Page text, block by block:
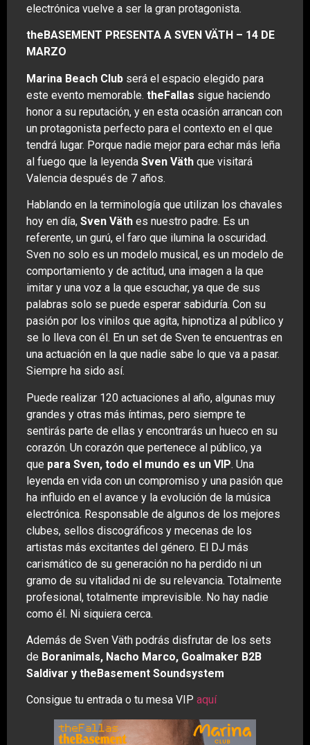
electrónica vuelve a ser la gran protagonista.
theBASEMENT PRESENTA A SVEN VÄTH – 14 DE
MARZO
Marina Beach Club será el espacio elegido para
este evento memorable. theFallas sigue haciendo
honor a su reputación, y en esta ocasión arrancan con
un protagonista perfecto para el contexto en el que
tendrá lugar. Porque nadie mejor para echar más leña
al fuego que la leyenda Sven Väth que visitará
Valencia después de 7 años.
Hablando en la terminología que utilizan los chavales
hoy en día, Sven Väth es nuestro padre. Es un
referente, un gurú, el faro que ilumina la oscuridad.
Sven no solo es un modelo musical, es un modelo de
comportamiento y de actitud, una imagen a la que
imitar y una voz a la que escuchar, ya que de sus
palabras solo se puede esperar sabiduría. Con su
pasión por los vinilos que agita, hipnotiza al público y
se lo lleva con él. En un set de Sven te encuentras en
una actuación en la que nadie sabe lo que va a pasar.
Siempre ha sido así.
Puede realizar 120 actuaciones al año, algunas muy
grandes y otras más íntimas, pero siempre te
sentirás parte de ellas y encontrarás un hueco en su
corazón. Un corazón que pertenece al público, ya
que para Sven, todo el mundo es un VIP. Una
leyenda en vida con un compromiso y una pasión que
ha influido en el avance y la evolución de la música
electrónica. Responsable de algunos de los mejores
clubes, sellos discográficos y mecenas de los
artistas más excitantes del género. El DJ más
carismático de su generación no ha perdido ni un
gramo de su vitalidad ni de su relevancia. Totalmente
profesional, totalmente imprevisible. No hay nadie
como él. Ni siquiera cerca.
Además de Sven Väth podrás disfrutar de los sets
de Boranimals, Nacho Marco, Goalmaker B2B
Saldivar y theBasement Soundsystem
Consigue tu entrada o tu mesa VIP aquí